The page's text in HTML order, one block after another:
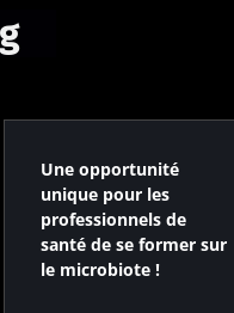
Une opportunité
unique pour les
professionnels de
santé de se former sur
le microbiote !
la force
musculaire
Lire l'article